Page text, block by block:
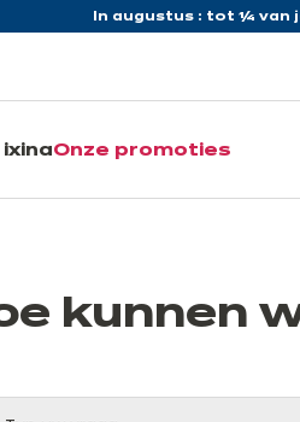
In augustus : tot ¼ van
ixinaOnze promoties
kunnen